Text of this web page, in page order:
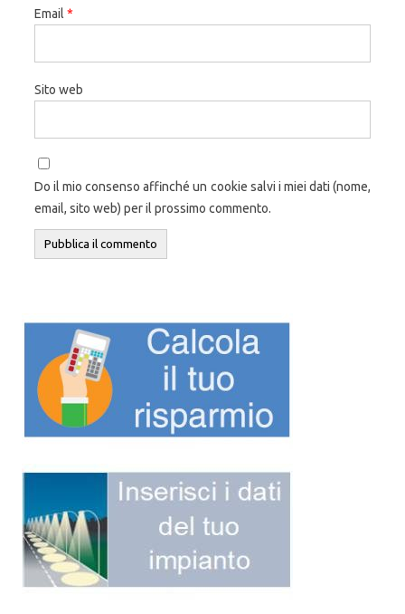
Email *
Sito web
Do il mio consenso affinché un cookie salvi i miei dati (nome,
email, sito web) per il prossimo commento.